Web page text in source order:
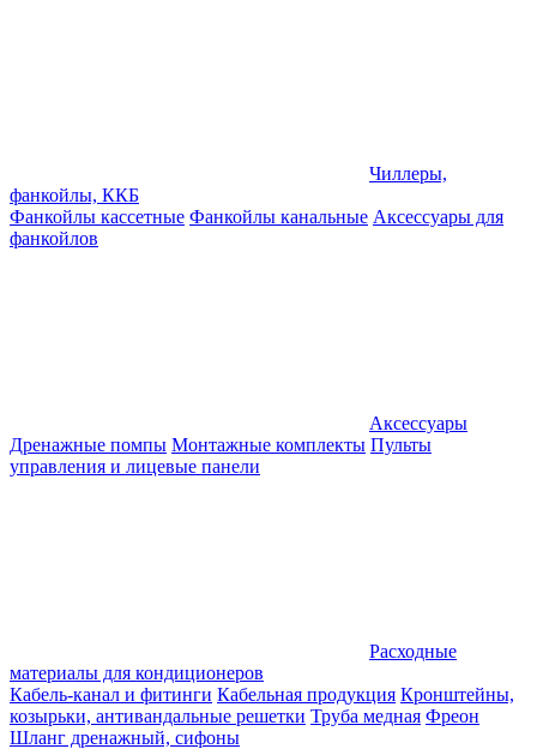
Чиллеры,
фанкойлы, ККБ
Фанкойлы кассетные Фанкойлы канальные Аксессуары для
фанкойлов
Аксессуары
Дренажные помпы Монтажные комплекты Пульты
управления и лицевые панели
Расходные
материалы для кондиционеров
Кабель-канал и фитинги Кабельная продукция Кронштейны,
козырьки, антивандальные решетки Труба медная Фреон
Шланг дренажный, сифоны